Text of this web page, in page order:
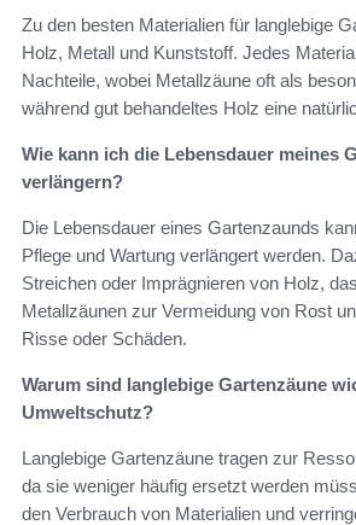
Zu den besten Materialien für langlebige
Holz, Metall und Kunststoff. Jedes
Nachteile, wobei Metallzäune oft als
während gut behandeltes Holz eine
Wie kann ich die Lebensdauer meines
verlängern?
Die Lebensdauer eines Gartenzaunds
Pflege und Wartung verlängert werden.
Streichen oder Imprägnieren von Holz,
Metallzäunen zur Vermeidung von Rost
Risse oder Schäden.
Warum sind langlebige Gartenzäune
Umweltschutz?
Langlebige Gartenzäune tragen zur
da sie weniger häufig ersetzt werden
den Verbrauch von Materialien und